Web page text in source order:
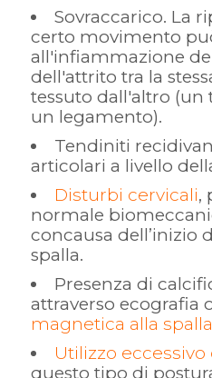
Sovraccarico. La
certo movimento
all'infiammazione
dell'attrito tra la
tessuto dall'altro (un
un legamento).
Tendiniti
articolari a livello
Disturbi cervicali,
normale
concausa dell’inizio
spalla.
Presenza di
attraverso ecografia
magnetica alla
Utilizzo
questo tipo di